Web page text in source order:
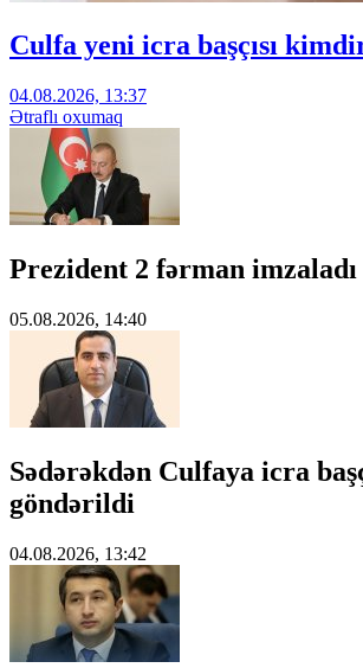
Culfa yeni icra başçısı
04.08.2026, 13:37
Ətraflı oxumaq
Prezident 2 fərman imzaladı
05.08.2026, 14:40
Sədərəkdən Culfaya icra
göndərildi
04.08.2026, 13:42